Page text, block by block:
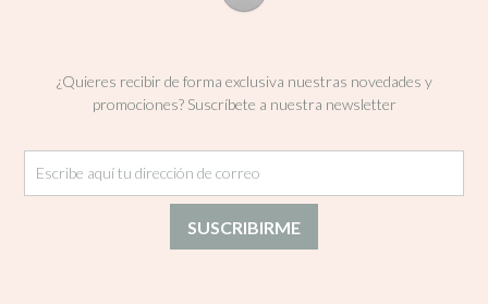
¿Quieres recibir de forma exclusiva nuestras novedades y
promociones? Suscríbete a nuestra newsletter